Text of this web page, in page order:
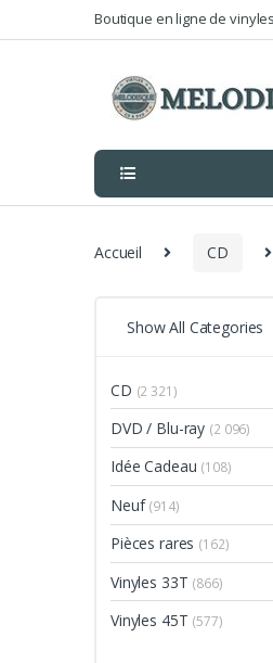
to
to
Boutique en ligne de
Accueil CD
Show All Categories
CD (2 321)
DVD / Blu-ray (2 096)
Idée Cadeau (108)
Neuf (914)
Pièces rares (162)
Vinyles 33T (866)
Vinyles 45T (577)